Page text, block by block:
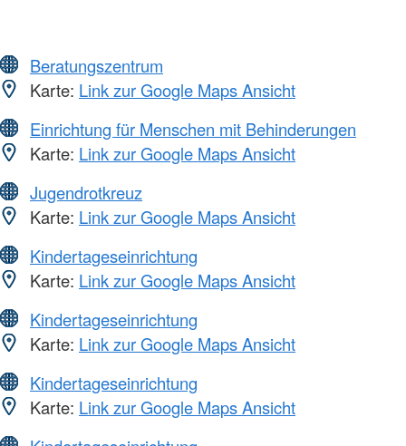
Beratungszentrum
Karte: Link zur Google Maps Ansicht
Einrichtung für Menschen mit Behinderungen
Karte: Link zur Google Maps Ansicht
Jugendrotkreuz
Karte: Link zur Google Maps Ansicht
Kindertageseinrichtung
Karte: Link zur Google Maps Ansicht
Kindertageseinrichtung
Karte: Link zur Google Maps Ansicht
Kindertageseinrichtung
Karte: Link zur Google Maps Ansicht